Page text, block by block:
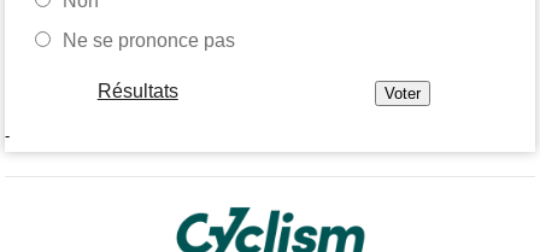
Ne se prononce pas
Résultats
-